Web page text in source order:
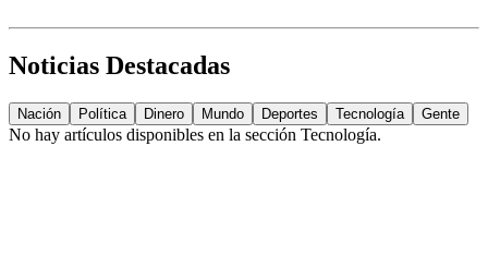
Noticias Destacadas
Nación Política Dinero Mundo Deportes Tecnología Gente
No hay artículos disponibles en la sección Tecnología.